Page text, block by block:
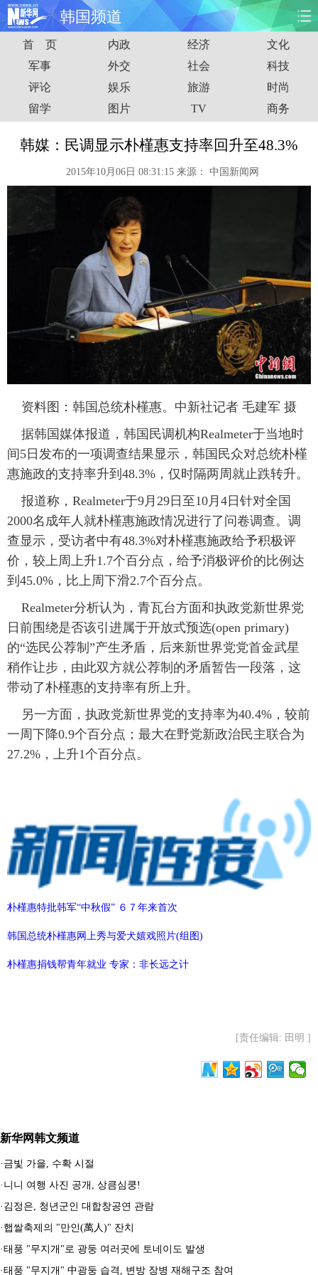
韩国频道
首页 时政 国际 财经
娱乐 体育 人事 教育
时尚 思客 地方 法治
能源
图片 视频
健康 信息化
公益 军事 无人机
摄影 新华广播
新华电视英文 返回PC
首 页 内政 经济
文化
军事
外交 社会
科技
评论
娱乐 旅游
时尚
留学
图片 TV 商务
韩媒：民调显示朴槿惠支持率回升至48.3%
2015年10月06日 08:31:15 来源： 中国新闻网
资料图：韩国总统朴槿惠。中新社记者 毛建军 摄
据韩国媒体报道，韩国民调机构Realmeter于当地时
间5日发布的一项调查结果显示，韩国民众对总统朴槿
惠施政的支持率升到48.3%，仅时隔两周就止跌转升。
报道称，Realmeter于9月29日至10月4日针对全国
2000名成年人就朴槿惠施政情况进行了问卷调查。调
查显示，受访者中有48.3%对朴槿惠施政给予积极评
价，较上周上升1.7个百分点，给予消极评价的比例达
到45.0%，比上周下滑2.7个百分点。
Realmeter分析认为，青瓦台方面和执政党新世界党
日前围绕是否该引进属于开放式预选(open primary)
的“选民公荐制”产生矛盾，后来新世界党党首金武星
稍作让步，由此双方就公荐制的矛盾暂告一段落，这
带动了朴槿惠的支持率有所上升。
另一方面，执政党新世界党的支持率为40.4%，较前
一周下降0.9个百分点；最大在野党新政治民主联合为
27.2%，上升1个百分点。
朴槿惠特批韩军“中秋假” ６７年来首次
韩国总统朴槿惠网上秀与爱犬嬉戏照片(组图)
朴槿惠捐钱帮青年就业 专家：非长远之计
[责任编辑: 田明 ]
新华网韩文频道
· 금빛 가을, 수확 시절
· 니니 여행 사진 공개, 상큼심쿵!
· 김정은, 청년군인 대합창공연 관람
· 햅쌀축제의 "만인(萬人)" 잔치
·태풍 "무지개"로 광둥 여러곳에 토네이도 발생
·태풍 "무지개" 中광둥 습격, 변방 장병 재해구조 참여